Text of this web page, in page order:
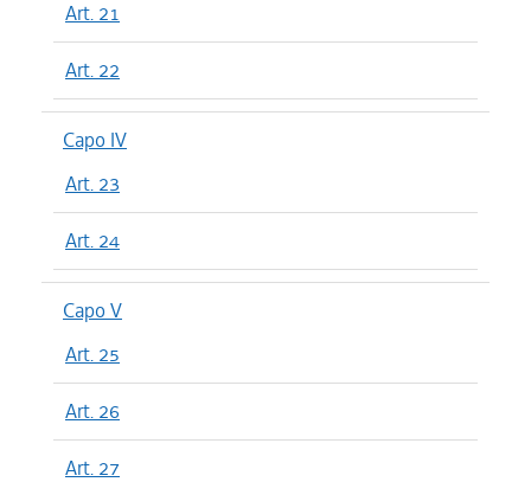
Art. 21
Art. 22
Capo IV
Art. 23
Art. 24
Capo V
Art. 25
Art. 26
Art. 27